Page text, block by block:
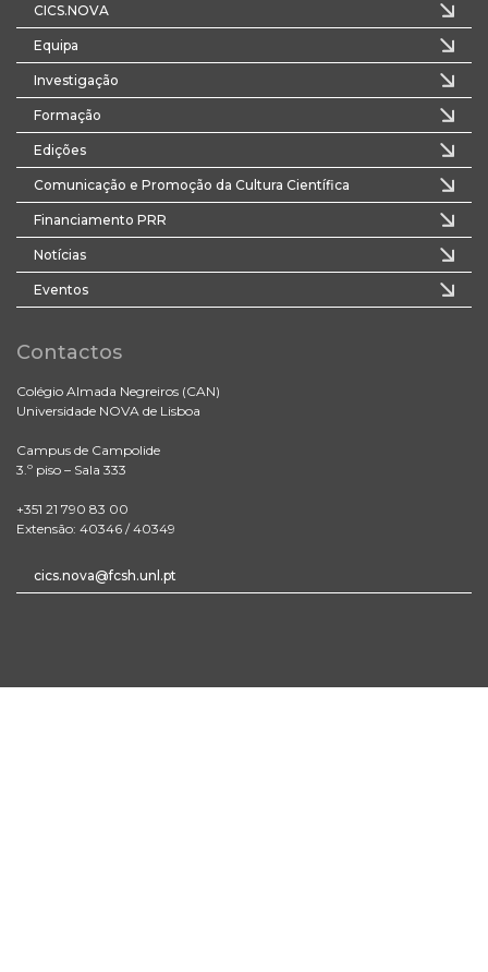
CICS.NOVA
Equipa
Investigação
Formação
Edições
Comunicação e Promoção da Cultura Científica
Financiamento PRR
Notícias
Eventos
Contactos
Colégio Almada Negreiros (CAN)
Universidade NOVA de Lisboa
Campus de Campolide
3.º piso – Sala 333
+351 21 790 83 00
Extensão: 40346 / 40349
cics.nova@fcsh.unl.pt